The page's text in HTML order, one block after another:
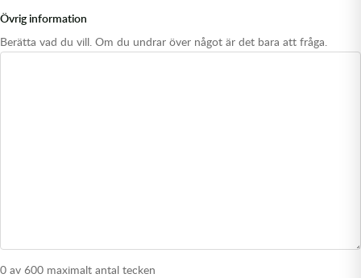
Övrig information
Berätta vad du vill. Om du undrar över något är det bara att fråga.
0 av 600 maximalt antal tecken